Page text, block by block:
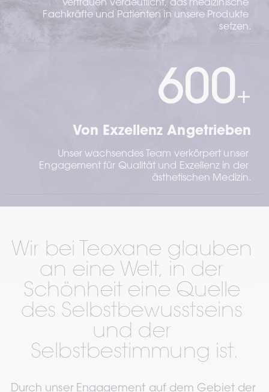
Vertrauen verdeutlicht, das medizinische
Fachkräfte und Patienten in unsere Produkte
setzen.
Von Exzellenz Angetrieben
Unser wachsendes Team verkörpert unser
Engagement für Qualität und Exzellenz in der
ästhetischen Medizin.
600+
Wir bei Teoxane glauben
an eine Welt, in der
Schönheit eine Quelle
des Selbstbewusstseins
und der
Selbstbestimmung ist.
Durch unser Engagement auf dem Gebiet der